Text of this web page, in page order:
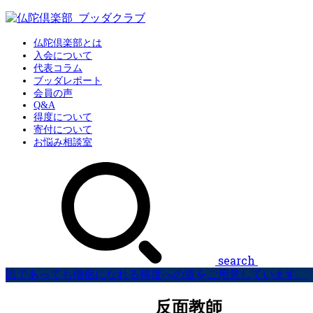
仏陀倶楽部とは
入会について
代表コラム
ブッダレポート
会員の声
Q&A
得度について
寄付について
お悩み相談室
search
誰であっても僧侶になれる得度への道をご用意しています。
反面教師